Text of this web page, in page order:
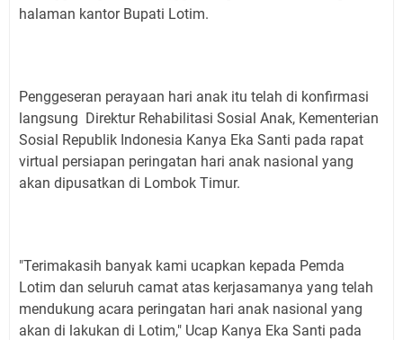
halaman kantor Bupati Lotim.
Penggeseran perayaan hari anak itu telah di konfirmasi
langsung Direktur Rehabilitasi Sosial Anak, Kementerian
Sosial Republik Indonesia Kanya Eka Santi pada rapat
virtual persiapan peringatan hari anak nasional yang
akan dipusatkan di Lombok Timur.
"Terimakasih banyak kami ucapkan kepada Pemda
Lotim dan seluruh camat atas kerjasamanya yang telah
mendukung acara peringatan hari anak nasional yang
akan di lakukan di Lotim," Ucap Kanya Eka Santi pada